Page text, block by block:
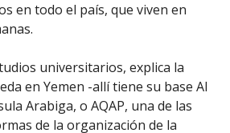
en todo el país, que viven en
universitarios, explica la
en Yemen -allí tiene su base Al
Arabiga, o AQAP, una de las
de la organización de la